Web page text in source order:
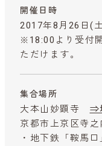
開催日時
2017年8月26日(
※18:00より受付
ただけます。
集合場所
大本山妙顕寺 ⇒
京都市上京区寺
・地下鉄「鞍馬